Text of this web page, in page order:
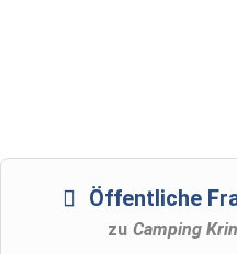
Öffentliche
zu Camping